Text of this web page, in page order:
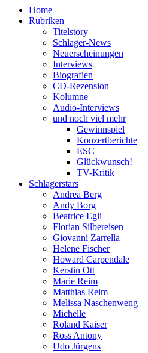
Home
Rubriken
Titelstory
Schlager-News
Neuerscheinungen
Interviews
Biografien
CD-Rezension
Kolumne
Audio-Interviews
und noch viel mehr
Gewinnspiel
Konzertberichte
ESC
Glückwunsch!
TV-Kritik
Schlagerstars
Andrea Berg
Andy Borg
Beatrice Egli
Florian Silbereisen
Giovanni Zarrella
Helene Fischer
Howard Carpendale
Kerstin Ott
Marie Reim
Matthias Reim
Melissa Naschenweng
Michelle
Roland Kaiser
Ross Antony
Udo Jürgens